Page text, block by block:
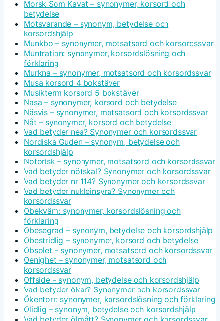
Morsk Som Kavat – synonymer, korsord och
betydelse
Motsvarande – synonym, betydelse och
korsordshjälp
Munkbo – synonymer, motsatsord och korsordssvar
Muntration: synonymer, korsordslösning och
förklaring
Murkna – synonymer, motsatsord och korsordssvar
Musa korsord 4 bokstäver
Musikterm korsord 5 bokstäver
Nasa – synonymer, korsord och betydelse
Näsvis – synonymer, motsatsord och korsordssvar
Nåt – synonymer, korsord och betydelse
Vad betyder nea? Synonymer och korsordssvar
Nordiska Guden – synonym, betydelse och
korsordshjälp
Notorisk – synonymer, motsatsord och korsordssvar
Vad betyder nötskal? Synonymer och korsordssvar
Vad betyder nr 114? Synonymer och korsordssvar
Vad betyder nukleinsyra? Synonymer och
korsordssvar
Obekväm: synonymer, korsordslösning och
förklaring
Obesegrad – synonym, betydelse och korsordshjälp
Obestridlig – synonymer, korsord och betydelse
Obsolet – synonymer, motsatsord och korsordssvar
Oenighet – synonymer, motsatsord och
korsordssvar
Offside – synonym, betydelse och korsordshjälp
Vad betyder ökar? Synonymer och korsordssvar
Ökentorr: synonymer, korsordslösning och förklaring
Olidlig – synonym, betydelse och korsordshjälp
Vad betyder ölmått? Synonymer och korsordssvar